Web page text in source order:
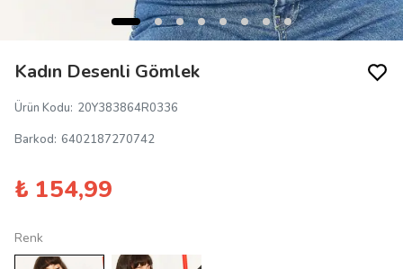
Kadın Desenli Gömlek
Ürün Kodu: 20Y383864R0336
Barkod: 6402187270742
₺ 154,99
Renk